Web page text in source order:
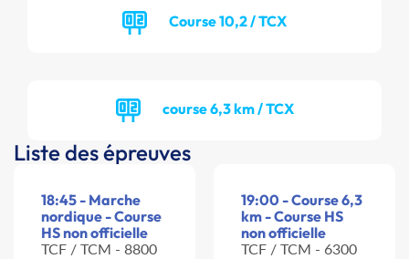
Course 10,2 / TCX
course 6,3 km / TCX
Liste des épreuves
18:45 - Marche
nordique - Course
HS non officielle
TCF / TCM - 8800
19:00 - Course 6,3
km - Course HS
non officielle
TCF / TCM - 6300